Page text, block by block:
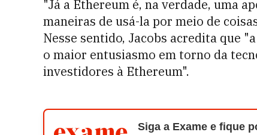
"Já a Ethereum é, na verdade, uma
maneiras de usá-la por meio de
Nesse sentido, Jacobs acredita que
o maior entusiasmo em torno da
investidores à Ethereum".
Siga a Exame e fique